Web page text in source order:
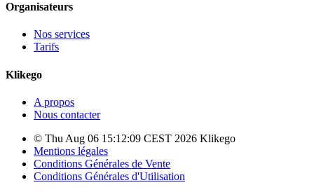
Organisateurs
Nos services
Tarifs
Klikego
A propos
Nous contacter
© Thu Aug 06 15:12:09 CEST 2026 Klikego
Mentions légales
Conditions Générales de Vente
Conditions Générales d'Utilisation